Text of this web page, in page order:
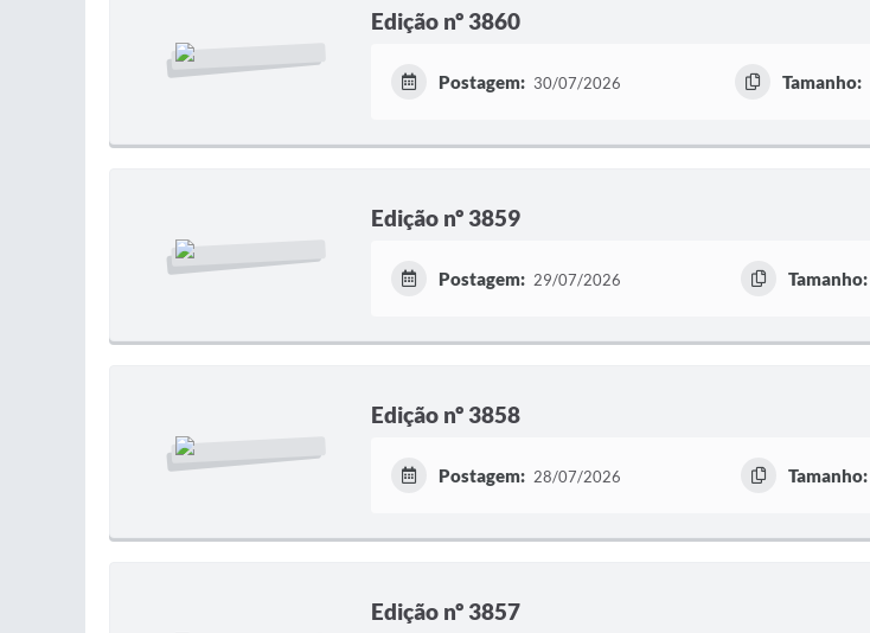
Edição nº 3860
Postagem: 30/07/2026 Tamanho:
Edição nº 3859
Postagem: 29/07/2026 Tamanho:
Edição nº 3858
Postagem: 28/07/2026 Tamanho:
Edição nº 3857